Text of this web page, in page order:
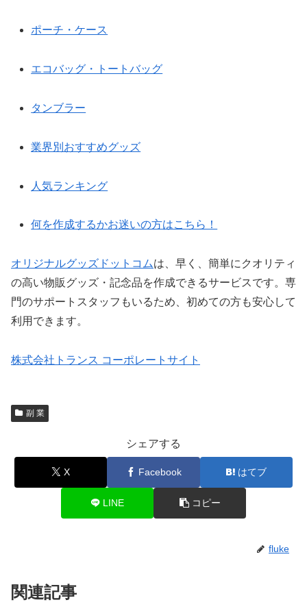
ポーチ・ケース
エコバッグ・トートバッグ
タンブラー
業界別おすすめグッズ
人気ランキング
何を作成するかお迷いの方はこちら！
オリジナルグッズドットコムは、早く、簡単にクオリティ
の高い物販グッズ・記念品を作成できるサービスです。専
門のサポートスタッフもいるため、初めての方も安心して
利用できます。
株式会社トランス コーポレートサイト
副 業
シェアする
X Facebook はてブ
LINE コピー
fluke
関連記事